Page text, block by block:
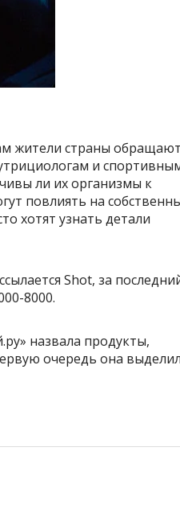
жители страны
и
ли их организмы к
повлиять на
хотят узнать детали
Shot, за
8000.
назвала продукты,
очередь она